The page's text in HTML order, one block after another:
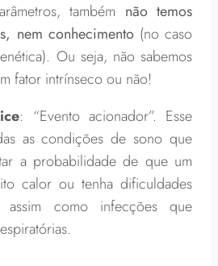
também não temos
nem conhecimento(no caso
Ou seja, não sabemos
fator intrínseco ou não!
: “Evento acionador”. Esse
as condições de sono que
a probabilidade de que um
calor ou tenha dificuldades
assim como infecções que